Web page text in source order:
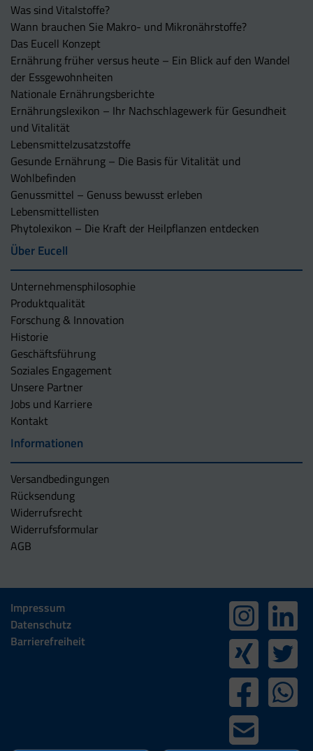
Was sind Vitalstoffe?
Wann brauchen Sie Makro- und Mikronährstoffe?
Das Eucell Konzept
Ernährung früher versus heute – Ein Blick auf den Wandel
der Essgewohnheiten
Nationale Ernährungsberichte
Ernährungslexikon – Ihr Nachschlagewerk für Gesundheit
und Vitalität
Lebensmittelzusatzstoffe
Gesunde Ernährung – Die Basis für Vitalität und
Wohlbefinden
Genussmittel – Genuss bewusst erleben
Lebensmittellisten
Phytolexikon – Die Kraft der Heilpflanzen entdecken
Über Eucell
Unternehmens­philosophie
Produktqualität
Forschung & Innovation
Historie
Geschäftsführung
Soziales Engagement
Unsere Partner
Jobs und Karriere
Kontakt
Informationen
Versandbedingungen
Rücksendung
Widerrufsrecht
Widerrufsformular
AGB
Impressum
Datenschutz
Barrierefreiheit